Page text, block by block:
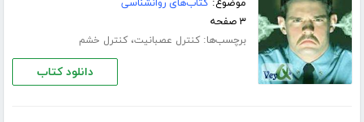
موضوع:کتاب‌های روانشناسی
۳ صفحه
برچسب‌ها:کنترل عصبانیت،کنترل خشم
دانلود کتاب